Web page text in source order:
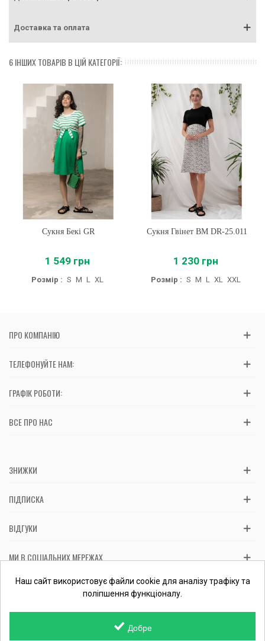
Доставка та оплата
6 ІНШИХ ТОВАРІВ В ЦІЙ КАТЕГОРІЇ:
Сукня Бекі GR
1 549 грн
Розмір : S M L XL
Сукня Гвінет BM DR-25.011
1 230 грн
Розмір : S M L XL XXL
ПРО КОМПАНІЮ
ТЕЛЕФОНУЙТЕ НАМ:
ГРАФІК РОБОТИ:
ВСЕ ПРО НАС
ЗНИЖКИ
ПІДПИСКА
ВІДГУКИ
МИ В СОЦІАЛЬНИХ МЕРЕЖАХ
Вас обслуговує: ФОП Косташ С.І., номер запису в ЄДР 2 673 000
0000 057597 від 06.01.2017.Перевірити ФОП
Наш сайт використовує файли cookie для аналізу трафіку та
поліпшення функціоналу.
Добре